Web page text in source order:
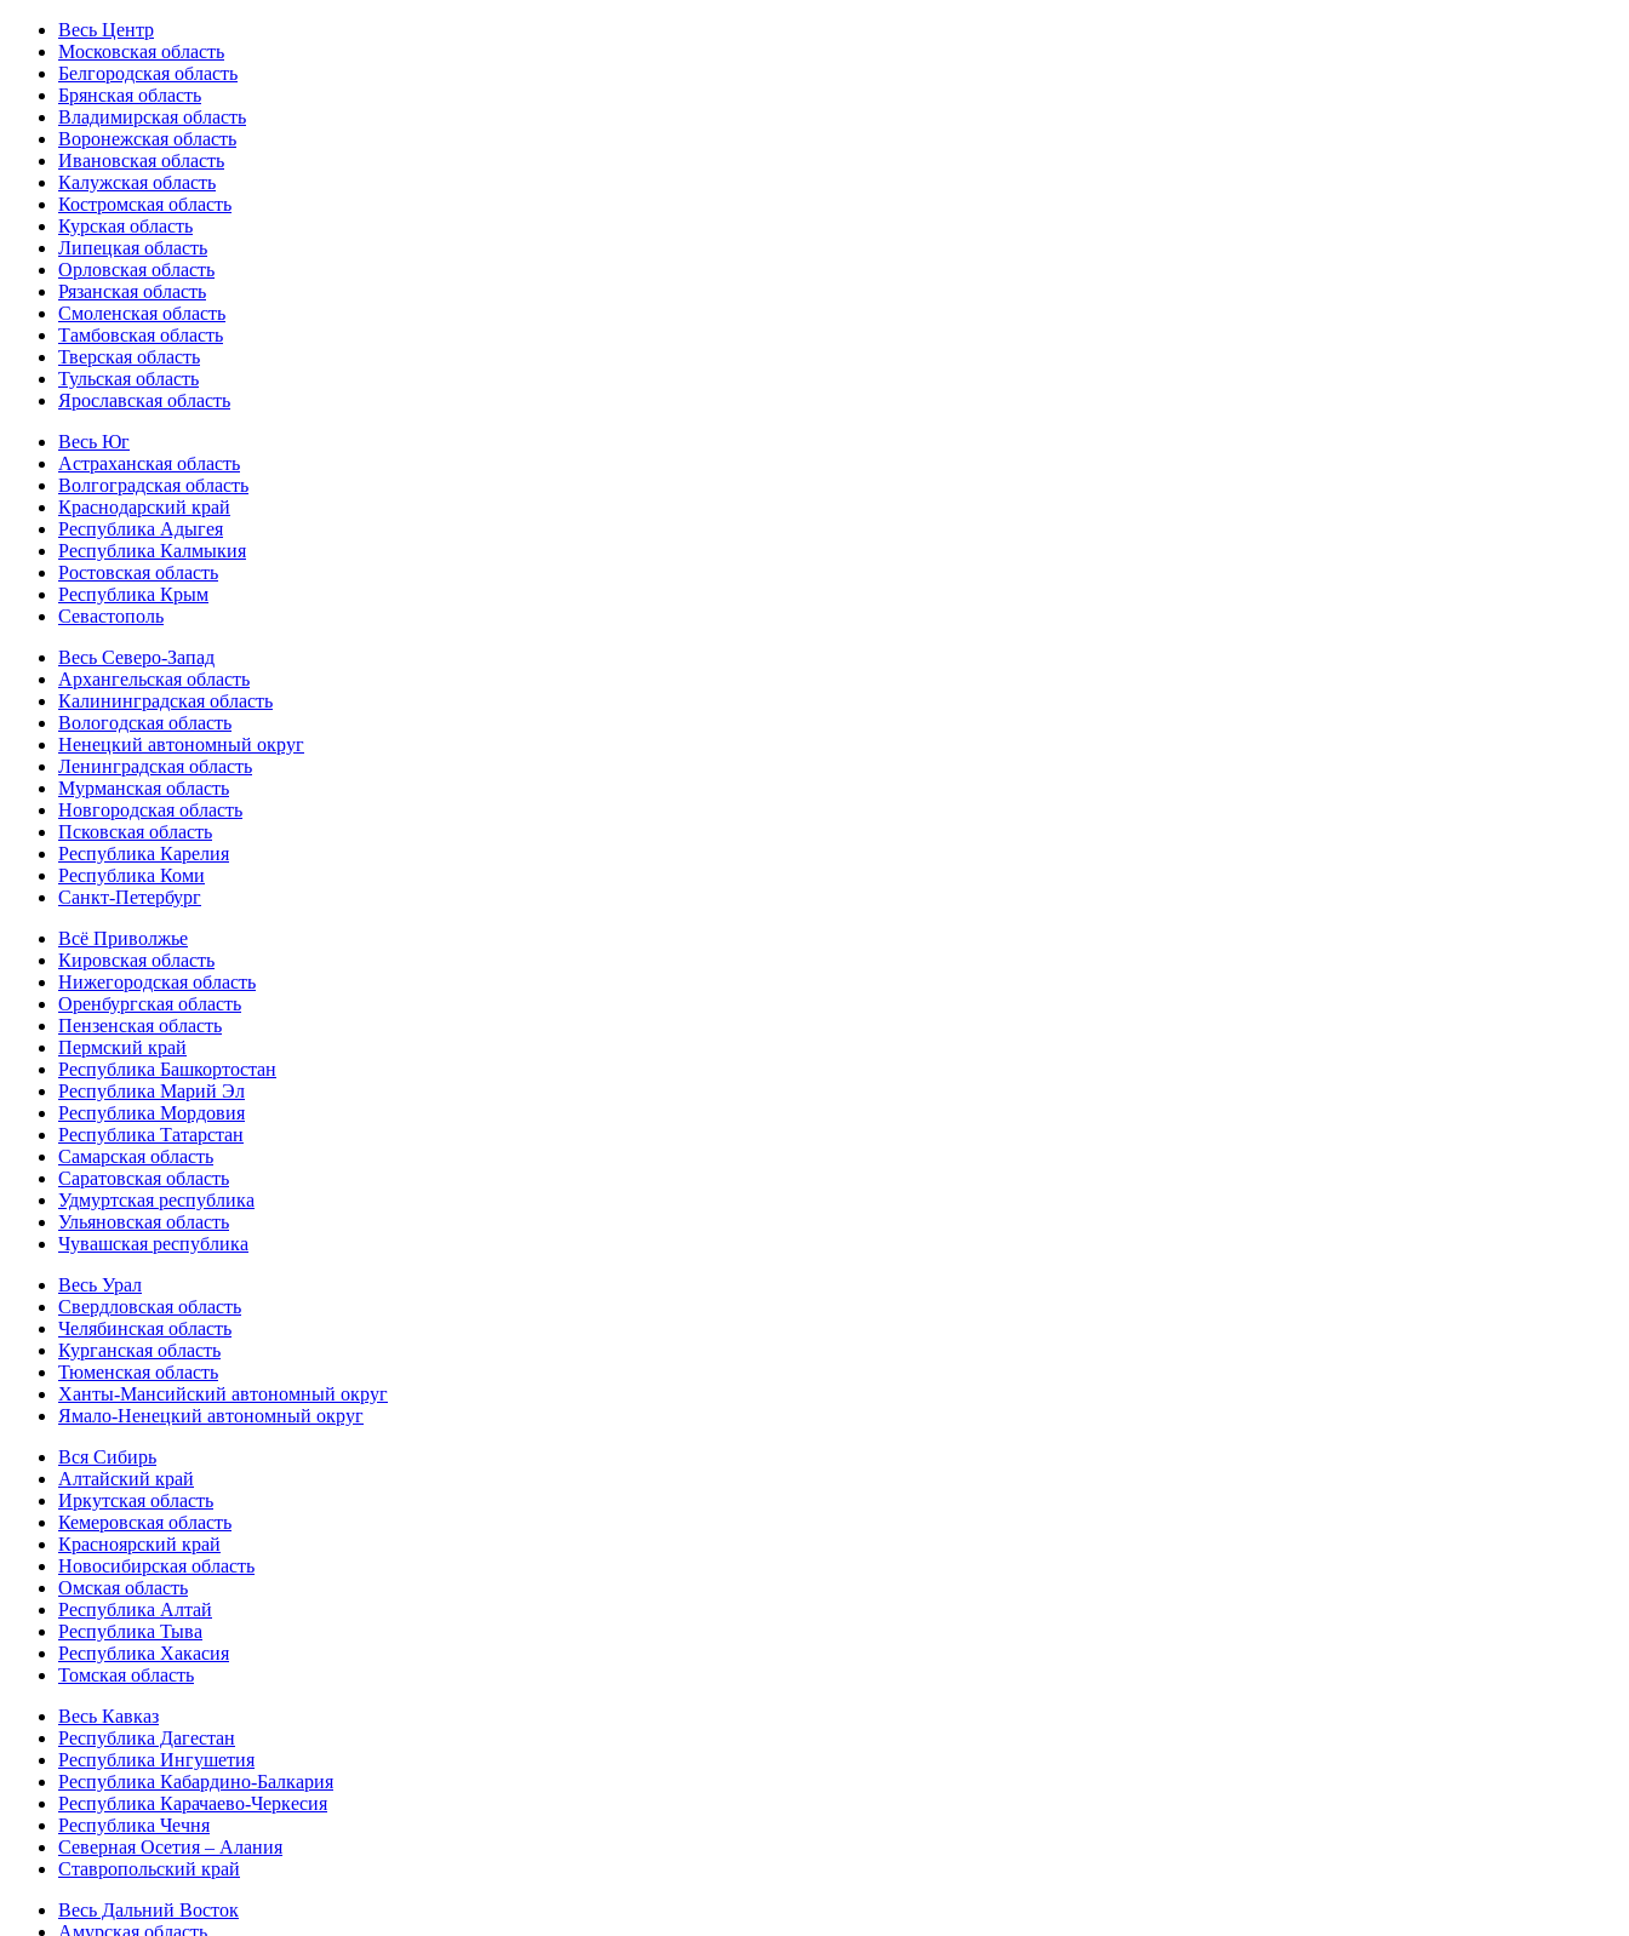
Весь Центр
Московская область
Белгородская область
Брянская область
Владимирская область
Воронежская область
Ивановская область
Калужская область
Костромская область
Курская область
Липецкая область
Орловская область
Рязанская область
Смоленская область
Тамбовская область
Тверская область
Тульская область
Ярославская область
Весь Юг
Астраханская область
Волгоградская область
Краснодарский край
Республика Адыгея
Республика Калмыкия
Ростовская область
Республика Крым
Севастополь
Весь Северо-Запад
Архангельская область
Калининградская область
Вологодская область
Ненецкий автономный округ
Ленинградская область
Мурманская область
Новгородская область
Псковская область
Республика Карелия
Республика Коми
Санкт-Петербург
Всё Приволжье
Кировская область
Нижегородская область
Оренбургская область
Пензенская область
Пермский край
Республика Башкортостан
Республика Марий Эл
Республика Мордовия
Республика Татарстан
Самарская область
Саратовская область
Удмуртская республика
Ульяновская область
Чувашская республика
Весь Урал
Свердловская область
Челябинская область
Курганская область
Тюменская область
Ханты-Мансийский автономный округ
Ямало-Ненецкий автономный округ
Вся Сибирь
Алтайский край
Иркутская область
Кемеровская область
Красноярский край
Новосибирская область
Омская область
Республика Алтай
Республика Тыва
Республика Хакасия
Томская область
Весь Кавказ
Республика Дагестан
Республика Ингушетия
Республика Кабардино-Балкария
Республика Карачаево-Черкесия
Республика Чечня
Северная Осетия – Алания
Ставропольский край
Весь Дальний Восток
Амурская область